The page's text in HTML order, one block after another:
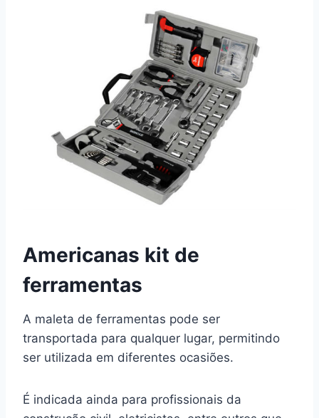
Americanas kit de
ferramentas
A maleta de ferramentas pode ser
transportada para qualquer lugar, permitindo
ser utilizada em diferentes ocasiões.
É indicada ainda para profissionais da